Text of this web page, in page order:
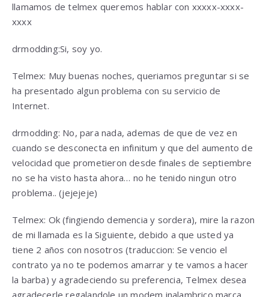
llamamos de telmex queremos hablar con xxxxx-xxxx-
xxxx
drmodding:Si, soy yo.
Telmex: Muy buenas noches, queriamos preguntar si se
ha presentado algun problema con su servicio de
Internet.
drmodding: No, para nada, ademas de que de vez en
cuando se desconecta en infinitum y que del aumento de
velocidad que prometieron desde finales de septiembre
no se ha visto hasta ahora… no he tenido ningun otro
problema.. (jejejeje)
Telmex: Ok (fingiendo demencia y sordera), mire la razon
de mi llamada es la Siguiente, debido a que usted ya
tiene 2 años con nosotros (traduccion: Se vencio el
contrato ya no te podemos amarrar y te vamos a hacer
la barba) y agradeciendo su preferencia, Telmex desea
agradecerle regalandole un modem inalambrico marca